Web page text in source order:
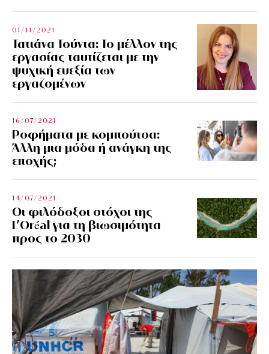
01/11/2021
Τατιάνα Τούντα: Το μέλλον της
εργασίας ταυτίζεται με την
ψυχική ευεξία των
εργαζομένων
16/07/2021
Ροφήματα με κομπούτσα:
Άλλη μια μόδα ή ανάγκη της
εποχής;
14/07/2021
Οι φιλόδοξοι στόχοι της
L’Oréal για τη βιωσιμότητα
προς το 2030